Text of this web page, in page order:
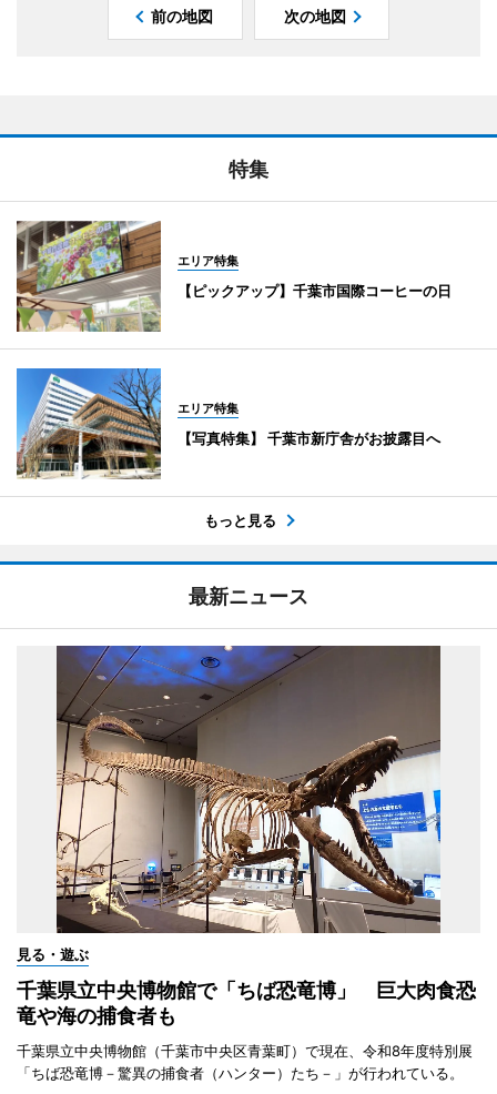
前の地図 次の地図
特集
エリア特集
【ピックアップ】千葉市国際コーヒーの日
エリア特集
【写真特集】 千葉市新庁舎がお披露目へ
もっと見る
最新ニュース
見る・遊ぶ
千葉県立中央博物館で「ちば恐竜博」 巨大肉食恐
竜や海の捕食者も
千葉県立中央博物館（千葉市中央区青葉町）で現在、令和8年度特別展
「ちば恐竜博－驚異の捕食者（ハンター）たち－」が行われている。